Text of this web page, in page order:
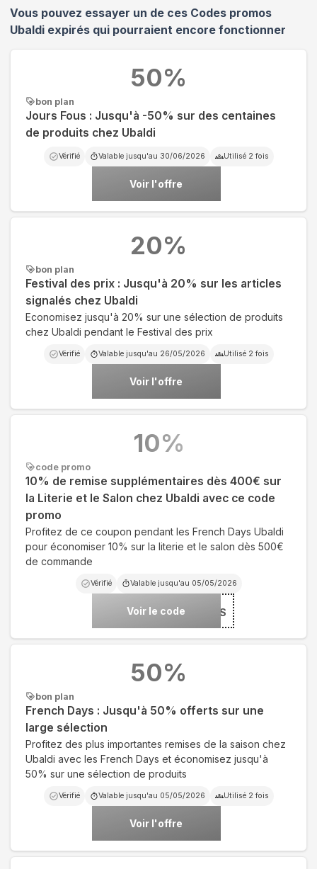
Vous pouvez essayer un de ces Codes promos
Ubaldi expirés qui pourraient encore fonctionner
bon plan
Jours Fous : Jusqu'à -50% sur des centaines
de produits chez Ubaldi
Vérifié Valable jusqu'au 30/06/2026 Utilisé 2 fois
Voir l'offre
50%
bon plan
Festival des prix : Jusqu'à 20% sur les articles
signalés chez Ubaldi
Economisez jusqu'à 20% sur une sélection de produits
chez Ubaldi pendant le Festival des prix
Vérifié Valable jusqu'au 26/05/2026 Utilisé 2 fois
Voir l'offre
20%
code promo
10% de remise supplémentaires dès 400€ sur
la Literie et le Salon chez Ubaldi avec ce code
promo
Profitez de ce coupon pendant les French Days Ubaldi
pour économiser 10% sur la literie et le salon dès 500€
de commande
Vérifié Valable jusqu'au 05/05/2026
Voir le code***RANCS
10%
bon plan
French Days : Jusqu'à 50% offerts sur une
large sélection
Profitez des plus importantes remises de la saison chez
Ubaldi avec les French Days et économisez jusqu'à
50% sur une sélection de produits
Vérifié Valable jusqu'au 05/05/2026 Utilisé 2 fois
Voir l'offre
50%